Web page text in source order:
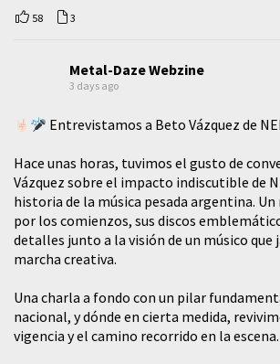
58 3
Metal-Daze Webzine
3 days ago
Entrevistamos a Beto Vázquez de
Hace unas horas, tuvimos el gusto de
Vázquez sobre el impacto indiscutible de
historia de la música pesada argentina.
por los comienzos, sus discos
detalles junto a la visión de un músico que
marcha creativa.
​Una charla a fondo con un pilar
nacional, y dónde en cierta medida,
vigencia y el camino recorrido en la escena.